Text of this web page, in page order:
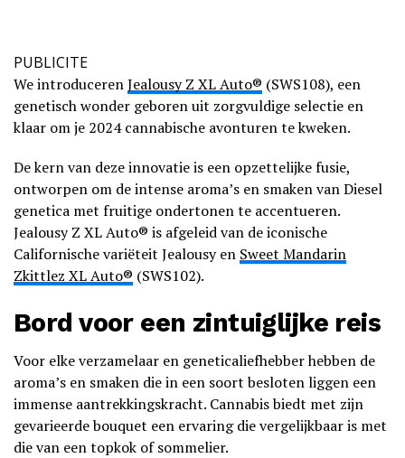
PUBLICITE
We introducerenJealousy Z XL Auto® (SWS108), een
genetisch wonder geboren uit zorgvuldige selectie en
klaar om je 2024 cannabische avonturen te kweken.
De kern van deze innovatie is een opzettelijke fusie,
ontworpen om de intense aroma’s en smaken van Diesel
genetica met fruitige ondertonen te accentueren.
Jealousy Z XL Auto® is afgeleid van de iconische
Californische variëteit Jealousy en Sweet Mandarin
Zkittlez XL Auto® (SWS102).
Bord voor een zintuiglijke reis
Voor elke verzamelaar en geneticaliefhebber hebben de
aroma’s en smaken die in een soort besloten liggen een
immense aantrekkingskracht. Cannabis biedt met zijn
gevarieerde bouquet een ervaring die vergelijkbaar is met
die van een topkok of sommelier.